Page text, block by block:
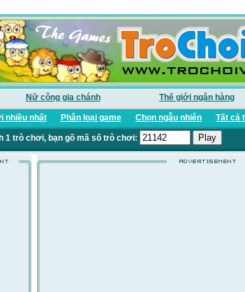
Nữ công gia chánh Thế giới ngân hàng
nhiều nhất Phân loại game Chọn ngẫu nhiên Tất cả
1 trò chơi, bạn gõ mã số trò chơi: